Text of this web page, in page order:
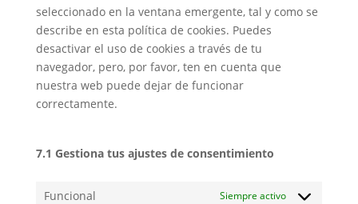
seleccionado en la ventana emergente, tal y como se
describe en esta política de cookies. Puedes
desactivar el uso de cookies a través de tu
navegador, pero, por favor, ten en cuenta que
nuestra web puede dejar de funcionar
correctamente.
7.1 Gestiona tus ajustes de consentimiento
Funcional Siempre activo